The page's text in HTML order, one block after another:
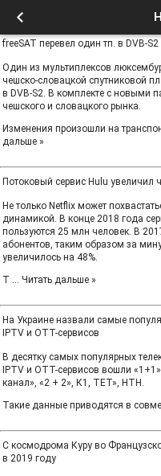
freeSAT перевел один тп. в DVB-S2
Один из мультиплексов
чешско-словацкой спутниковой
в DVB-S2. В комплекте с новыми
чешского и словацкого рынка.
Изменения произошли на
дальше »
Потоковый сервис Hulu
Не только Netflix может
динамикой. В конце 2018 года
пользуются 25 млн человек. В
абонентов, таким образом за
увеличилось на 48%.
Т ... Читать дальше »
На Украине назвали самые
IPTV и OTT-сервисов
В десятку самых популярных
IPTV и OTT-сервисов вошли
канал», «2 + 2», К1, ТЕТ», НТН.
Такие данные приводятся в
С космодрома Куру во
в 2019 году